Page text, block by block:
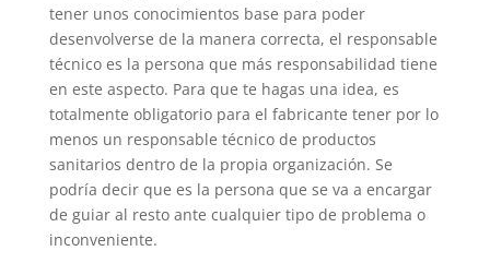
tener unos conocimientos base para poder
desenvolverse de la manera correcta, el responsable
técnico es la persona que más responsabilidad tiene
en este aspecto. Para que te hagas una idea, es
totalmente obligatorio para el fabricante tener por lo
menos un responsable técnico de productos
sanitarios dentro de la propia organización. Se
podría decir que es la persona que se va a encargar
de guiar al resto ante cualquier tipo de problema o
inconveniente.